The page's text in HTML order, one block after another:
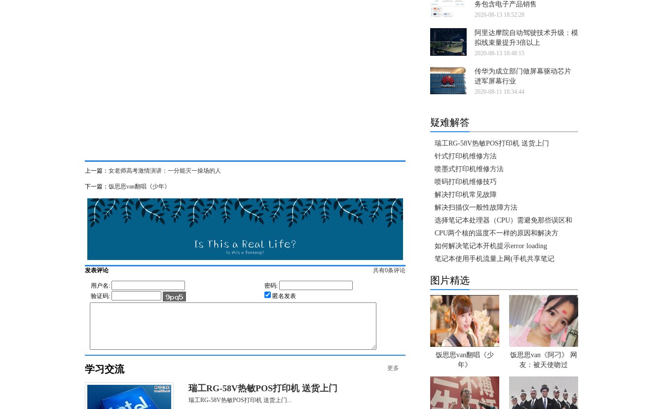
上一篇： 女老师高考激情演讲：一分能灭一操场的人
下一篇： 饭思思van翻唱《少年》
发表评论 共有0条评论
用户名:
密码:
验证码:
匿名发表
学习交流 更多
瑞工RG-58V热敏POS打印机 送货上门
瑞工RG-58V热敏POS打印机 送货上门...
务包含电子产品销售
2020-08-13 18:52:28
阿里达摩院自动驾驶技术升级：模
拟线束量提升3倍以上
2020-08-13 18:48:15
传华为成立部门做屏幕驱动芯片
进军屏幕行业
2020-08-11 18:34:44
疑难解答
瑞工RG-58V热敏POS打印机 送货上门
针式打印机维修方法
喷墨式打印机维修方法
喷码打印机维修技巧
解决打印机常见故障
解决扫描仪一般性故障方法
选择笔记本处理器（CPU）需避免那些误区和
CPU两个核的温度不一样的原因和解决方
如何解决笔记本开机提示error loading
笔记本使用手机流量上网(手机共享笔记
图片精选
饭思思van翻唱《少
年》
饭思思van《阿刁》 网
友：被天使吻过